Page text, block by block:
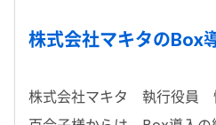
株式会社マキタのBox
株式会社マキタ 執行役員